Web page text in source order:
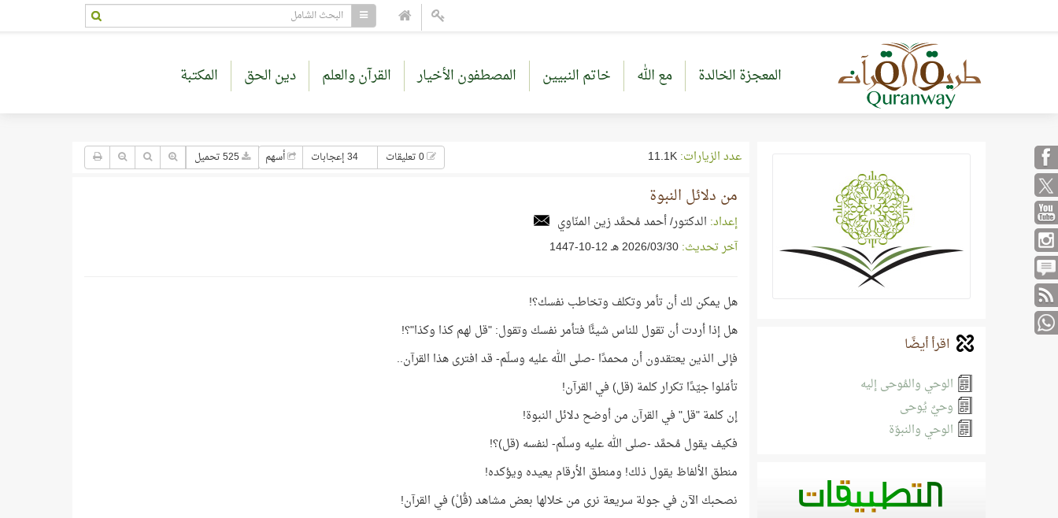
المعجزة الخالدة مع الله خاتم النبيين المصطفون الأخيار القرآن والعلم دين الحق المكتبة
اقرأ أيضًا
الوحي والمُوحى إليه
وحيٌ يُوحى
الوحي والنبوّة
عدد الزيارات: 34 إعجابات أسهم
من دلائل النبوة
إعداد: الدكتور/ أحمد مُحمَّد زين المنّاوي
آخر تحديث:30‏/03‏/2026 هـ 12-10-1447
هل يمكن لك أن تأمر وتكلف وتخاطب نفسك؟!
هل إذا أردت أن تقول للناس شيئًا فتأمر نفسك وتقول: "قل لهم كذا وكذا"؟!
فإلى الذين يعتقدون أن محمدًا -صلى الله عليه وسلّم- قد افترى هذا القرآن..
تأمّلوا جيّدًا تكرار كلمة (قل) في القرآن!
إن كلمة "قل" في القرآن من أوضح دلائل النبوة!
فكيف يقول مُحمَّد -صلى الله عليه وسلّم- لنفسه (قل)؟!
منطق الألفاظ يقول ذلك! ومنطق الأرقام يعيده ويؤكده!
نصحبك الآن في جولة سريعة نرى من خلالها بعض مشاهد (قُلْ) في القرآن!